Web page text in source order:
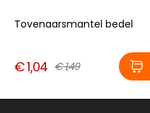
Tovenaarsmantel bedel
€ 1,04 € 1,49